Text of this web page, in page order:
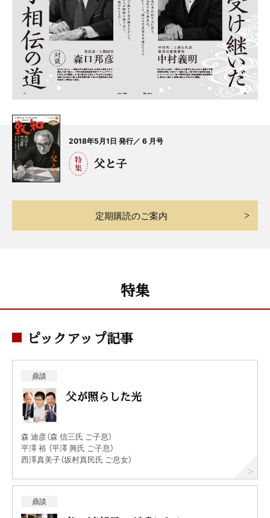
2018年5月1日 発行／ 6 月号
父と子
定期購読のご案内
特集
ピックアップ記事
鼎談
父が照らした光
森 迪彦（森 信三氏 ご子息）
平澤 裕 （平澤 興氏 ご子息）
西澤真美子（坂村真民氏 ご息女）
鼎談